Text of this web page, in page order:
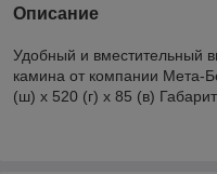
Описание
Удобный и вместительный
камина от компании Мета-
(ш) х 520 (г) х 85 (в)